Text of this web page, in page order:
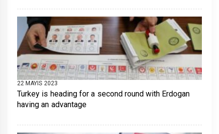
22 MAYIS 2023
Turkey is heading for a second round with Erdogan
having an advantage